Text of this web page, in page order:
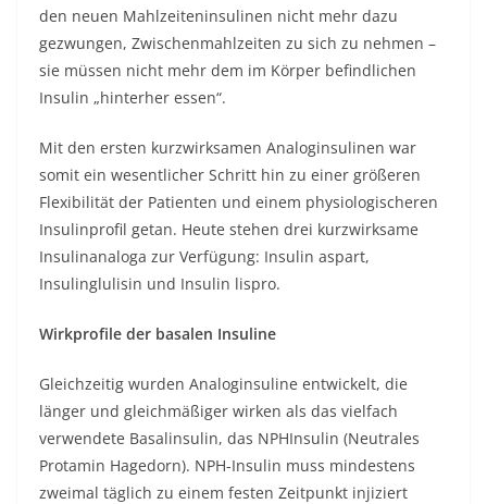
den neuen Mahlzeiteninsulinen nicht mehr dazu
gezwungen, Zwischenmahlzeiten zu sich zu nehmen –
sie müssen nicht mehr dem im Körper befindlichen
Insulin „hinterher essen“.
Mit den ersten kurzwirksamen Analoginsulinen war
somit ein wesentlicher Schritt hin zu einer größeren
Flexibilität der Patienten und einem physiologischeren
Insulinprofil getan. Heute stehen drei kurzwirksame
Insulinanaloga zur Verfügung: Insulin aspart,
Insulinglulisin und Insulin lispro.
Wirkprofile der basalen Insuline
Gleichzeitig wurden Analoginsuline entwickelt, die
länger und gleichmäßiger wirken als das vielfach
verwendete Basalinsulin, das NPHInsulin (Neutrales
Protamin Hagedorn). NPH-Insulin muss mindestens
zweimal täglich zu einem festen Zeitpunkt injiziert